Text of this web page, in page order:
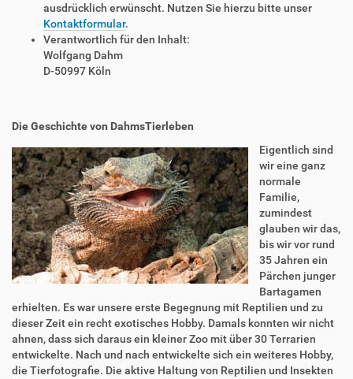
ausdrücklich erwünscht. Nutzen Sie hierzu bitte unser
Kontaktformular.
Verantwortlich für den Inhalt:
Wolfgang Dahm
D-50997 Köln
Die Geschichte von DahmsTierleben
Eigentlich sind
wir eine ganz
normale
Familie,
zumindest
glauben wir das,
bis wir vor rund
35 Jahren ein
Pärchen junger
Bartagamen
erhielten. Es war unsere erste Begegnung mit Reptilien und zu
dieser Zeit ein recht exotisches Hobby. Damals konnten wir nicht
ahnen, dass sich daraus ein kleiner Zoo mit über 30 Terrarien
entwickelte. Nach und nach entwickelte sich ein weiteres Hobby,
die Tierfotografie. Die aktive Haltung von Reptilien und Insekten